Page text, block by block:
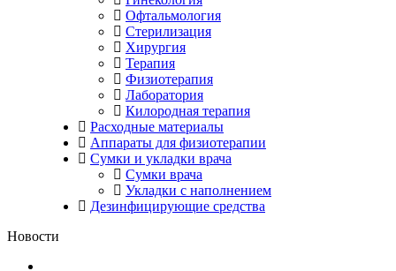
Офтальмология
Стерилизация
Хирургия
Терапия
Физиотерапия
Лаборатория
Килородная терапия
Расходные материалы
Аппараты для физиотерапии
Сумки и укладки врача
Сумки врача
Укладки с наполнением
Дезинфицирующие средства
Новости